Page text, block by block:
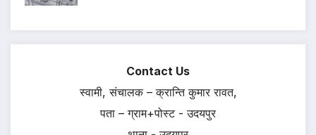
Contact Us
स्वामी, संचालक – क्रान्ति कुमार रावत,
पता – ग्राम+पोस्ट - उदयपुर